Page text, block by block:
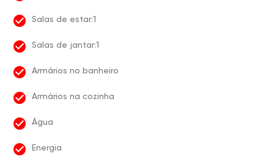
Salas de estar:1
Salas de jantar:1
Armários no banheiro
Armários na cozinha
Água
Energia